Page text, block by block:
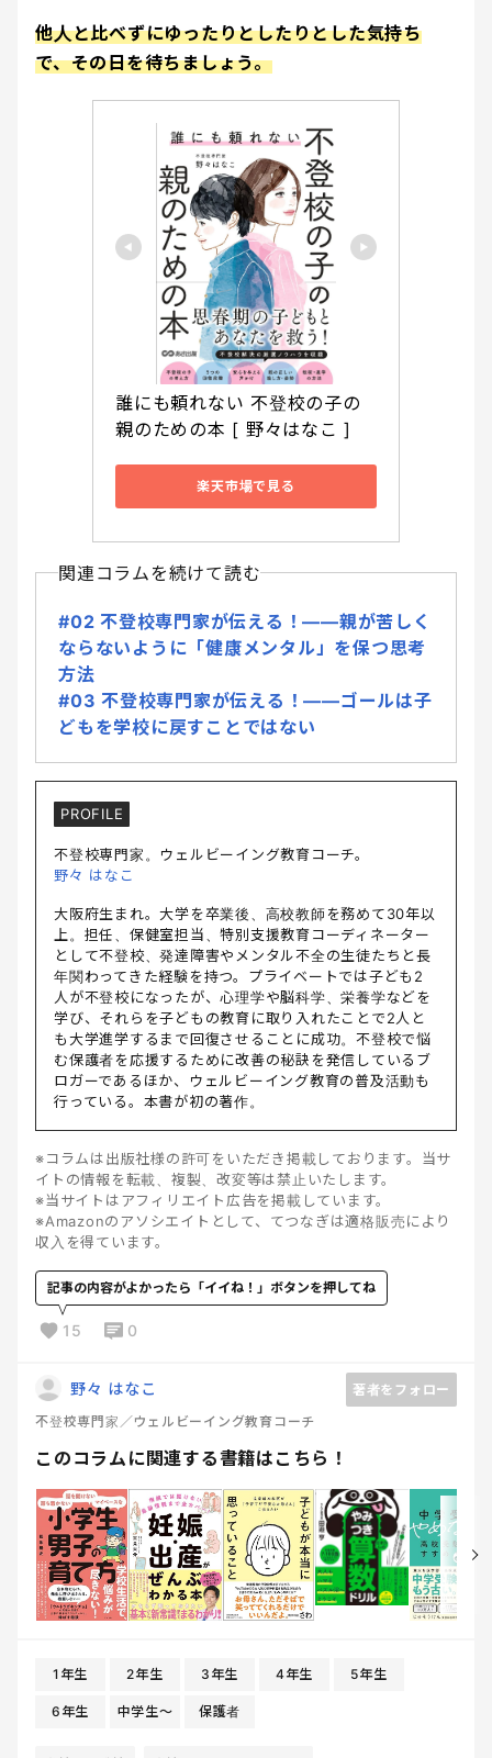
他人と比べずにゆったりとしたりとした気持ち
で、その日を待ちましょう。
誰にも頼れない 不登校の子の
親のための本 [ 野々はなこ ]
楽天市場で見る
関連コラムを続けて読む
#02 不登校専門家が伝える！――親が苦しく
ならないように「健康メンタル」を保つ思考
方法
#03 不登校専門家が伝える！――ゴールは子
どもを学校に戻すことではない
PROFILE
不登校専門家。ウェルビーイング教育コーチ。
野々 はなこ
大阪府生まれ。大学を卒業後、高校教師を務めて30年以
上。担任、保健室担当、特別支援教育コーディネーター
として不登校、発達障害やメンタル不全の生徒たちと長
年関わってきた経験を持つ。プライベートでは子ども2
人が不登校になったが、心理学や脳科学、栄養学などを
学び、それらを子どもの教育に取り入れたことで2人と
も大学進学するまで回復させることに成功。不登校で悩
む保護者を応援するために改善の秘訣を発信しているブ
ロガーであるほか、ウェルビーイング教育の普及活動も
行っている。本書が初の著作。
※コラムは出版社様の許可をいただき掲載しております。当サ
イトの情報を転載、複製、改変等は禁止いたします。
※当サイトはアフィリエイト広告を掲載しています。
※Amazonのアソシエイトとして、てつなぎは適格販売により
収入を得ています。
記事の内容がよかったら「イイね！」ボタンを押してね
15 0
野々 はなこ
著者をフォロー
不登校専門家／ウェルビーイング教育コーチ
このコラムに関連する書籍はこちら！
1年生 2年生 3年生 4年生 5年生
6年生 中学生〜 保護者